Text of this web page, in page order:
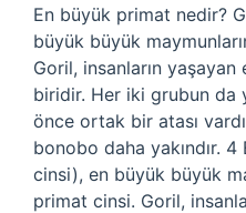
En büyük primat nedir?
büyük büyük
Goril, insanların yaşayan
biridir. Her iki grubun da
önce ortak bir atası
bonobo daha yakındır.
cinsi), en büyük büyük
primat cinsi. Goril,